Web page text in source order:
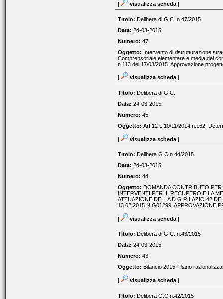
| visualizza scheda |
Titolo: Delibera di G.C. n.47/2015
Data: 24-03-2015
Numero: 47
Oggetto: Intervento di ristrutturazione
Comprensoriale elementare e media del
n.113 del 17/03/2015. Approvazione
| visualizza scheda |
Titolo: Delibera di G.C.
Data: 24-03-2015
Numero: 45
Oggetto: Art.12 L.10/11/2014 n.162.
| visualizza scheda |
Titolo: Delibera G.C.n.44/2015
Data: 24-03-2015
Numero: 44
Oggetto: DOMANDA CONTRIBUTO
INTERVENTI PER IL RECUPERO E LA
ATTUAZIONE DELLA D.G.R.LAZIO 42
13.02.2015 N.G01299. APPROVAZIONE
| visualizza scheda |
Titolo: Delibera di G.C. n.43/2015
Data: 24-03-2015
Numero: 43
Oggetto: Bilancio 2015. Piano
| visualizza scheda |
Titolo: Delibera G.C.n.42/2015